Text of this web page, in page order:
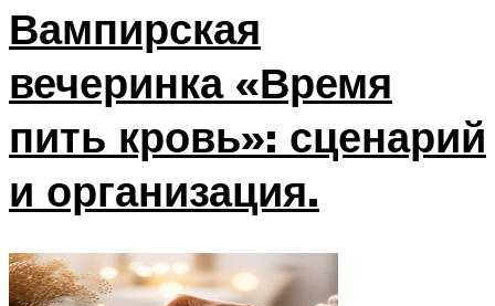
Вампирская
вечеринка «Время
пить кровь»: сценарий
и организация.